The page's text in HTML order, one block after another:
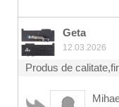
Geta
12.03.2026
Produs de